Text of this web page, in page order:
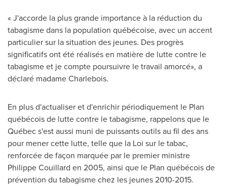
« J'accorde la plus grande importance à la réduction du
tabagisme dans la population québécoise, avec un accent
particulier sur la situation des jeunes. Des progrès
significatifs ont été réalisés en matière de lutte contre le
tabagisme et je compte poursuivre le travail amorcé», a
déclaré madame Charlebois.
En plus d'actualiser et d'enrichir périodiquement le Plan
québécois de lutte contre le tabagisme, rappelons que le
Québec s'est aussi muni de puissants outils au fil des ans
pour mener cette lutte, telle que la Loi sur le tabac,
renforcée de façon marquée par le premier ministre
Philippe Couillard en 2005, ainsi que le Plan québécois de
prévention du tabagisme chez les jeunes 2010-2015.